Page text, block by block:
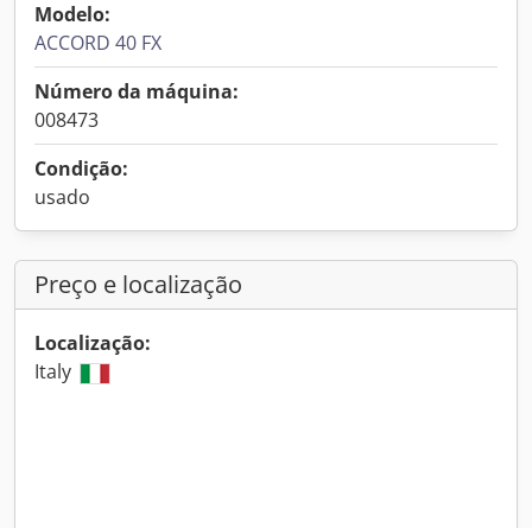
Modelo:
ACCORD 40 FX
Número da máquina:
008473
Condição:
usado
Preço e localização
Localização:
Italy